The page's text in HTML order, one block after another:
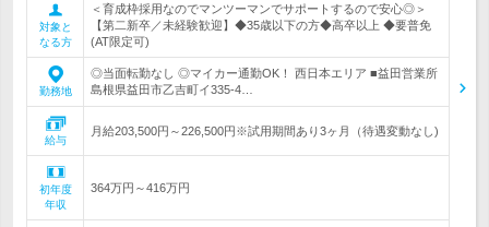
対象と
なる方
＜育成枠採用なのでマンツーマンでサポートするので安心◎＞
【第二新卒／未経験歓迎】◆35歳以下の方◆高卒以上 ◆要普免
(AT限定可)
勤務地
◎当面転勤なし ◎マイカー通勤OK！ 西日本エリア ■益田営業所
島根県益田市乙吉町イ335-4…
給与
月給203,500円～226,500円※試用期間あり3ヶ月（待遇変動なし)
初年度
年収
364万円～416万円